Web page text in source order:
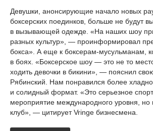
Девушки, анонсирующие начало новых
боксерских поединков, больше не будут
в вызывающей одежде. «На наших шоу
разных культур», — проинформировал
бокса». А еще к боксерам-мусульманам,
в боях. «Боксерское шоу — это не то
ходить девочки в бикини», — пояснил
Рябинский. Нам понравился более
и солидный формат. «Это серьезное
мероприятие международного уровня, но
клуб», — цитирует Vringe бизнесмена.